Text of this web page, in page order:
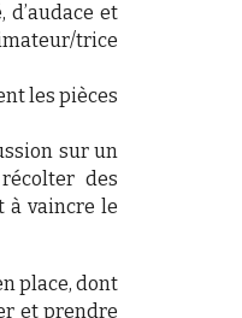
et
trice
les pièces
sur un
des
à vaincre le
place, dont
et prendre